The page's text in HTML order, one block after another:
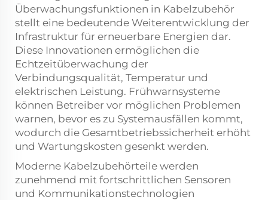
Überwachungsfunktionen in Kabelzubehör
stellt eine bedeutende Weiterentwicklung der
Infrastruktur für erneuerbare Energien dar.
Diese Innovationen ermöglichen die
Echtzeitüberwachung der
Verbindungsqualität, Temperatur und
elektrischen Leistung. Frühwarnsysteme
können Betreiber vor möglichen Problemen
warnen, bevor es zu Systemausfällen kommt,
wodurch die Gesamtbetriebssicherheit erhöht
und Wartungskosten gesenkt werden.
Moderne Kabelzubehörteile werden
zunehmend mit fortschrittlichen Sensoren
und Kommunikationstechnologien